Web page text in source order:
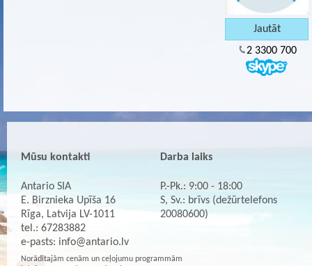
2 3300 700
Mūsu kontakti
Antario SIA
E. Birznieka Upīša 16
Rīga, Latvija LV-1011
tel.: 67283882
e-pasts: info@antario.lv
Darba laiks
P.-Pk.: 9:00 - 18:00
S, Sv.: brīvs (dežūrtelefons
20080600)
Norādītajām cenām un ceļojumu programmām